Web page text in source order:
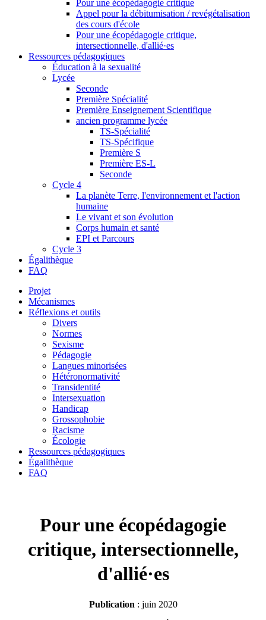
Pour une écopédagogie critique
Appel pour la débitumisation / revégétalisation
des cours d'école
Pour une écopédagogie critique,
intersectionnelle, d'allié·es
Ressources pédagogiques
Éducation à la sexualité
Lycée
Seconde
Première Spécialité
Première Enseignement Scientifique
ancien programme lycée
TS-Spécialité
TS-Spécifique
Première S
Première ES-L
Seconde
Cycle 4
La planète Terre, l'environnement et l'action
humaine
Le vivant et son évolution
Corps humain et santé
EPI et Parcours
Cycle 3
Égalithèque
FAQ
Projet
Mécanismes
Réflexions et outils
Divers
Normes
Sexisme
Pédagogie
Langues minorisées
Hétéronormativité
Transidentité
Intersexuation
Handicap
Grossophobie
Racisme
Écologie
Ressources pédagogiques
Égalithèque
FAQ
Pour une écopédagogie
critique, intersectionnelle,
d'allié·es
Publication : juin 2020